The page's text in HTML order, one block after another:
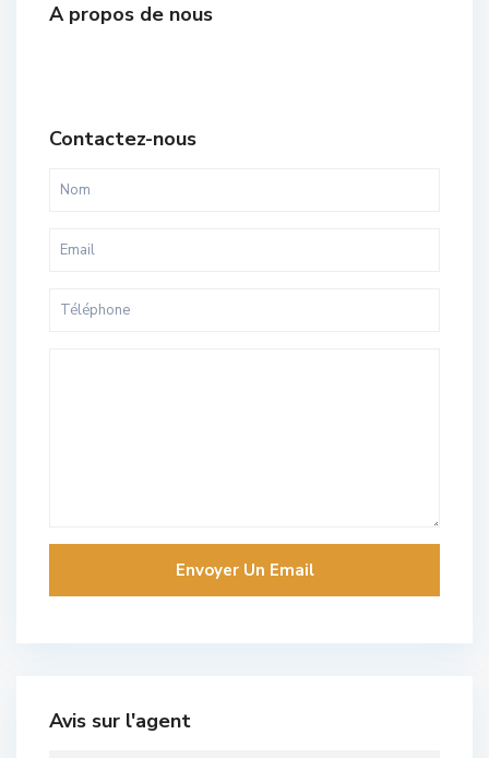
A propos de nous
Contactez-nous
Avis sur l'agent